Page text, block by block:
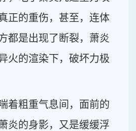
正的重伤，甚至，连体
都是出现了断裂，萧炎
火的渲染下，破坏力极
着粗重气息间，面前的
炎的身影，又是缓缓浮